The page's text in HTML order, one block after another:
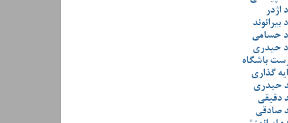
اژدر
حسامی
حیدری
باشگاه
گذاری
حیدری
دقیقی
صادقی